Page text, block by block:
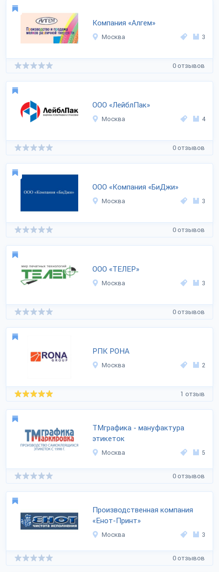
Компания «Алгем»
Москва 3
0 отзывов
ООО «ЛейблПак»
Москва 4
0 отзывов
ООО «Компания «БиДжи»
Москва 3
0 отзывов
ООО «ТЕЛЕР»
Москва 3
0 отзывов
РПК РОНА
Москва 2
1 отзыв
ТМграфика - мануфактура
этикеток
Москва 5
0 отзывов
Производственная компания
«Енот-Принт»
Москва 3
0 отзывов